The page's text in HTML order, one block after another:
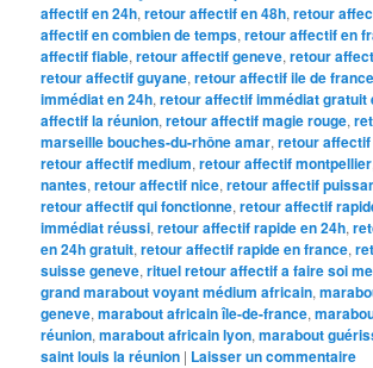
affectif en 24h,retour affectif en 48h,retour
affectif en combien de temps,retour affectif en
affectif fiable,retour affectif geneve,retour
retour affectif guyane,retour affectif ile de france
immédiat en 24h,retour affectif immédiat gratuit
affectif la réunion,retour affectif magie rouge,
marseille bouches-du-rhône amar,retour
retour affectif medium,retour affectif montpellier
nantes,retour affectif nice,retour affectif
retour affectif qui fonctionne,retour affectif
immédiat réussi,retour affectif rapide en 24h,
en 24h gratuit,retour affectif rapide en france,
suisse geneve,rituel retour affectif a faire soi
grand marabout voyant médium africain,
geneve,marabout africain île-de-france,
réunion,marabout africain lyon,marabout
saint louis la réunion | Laisser un commentaire